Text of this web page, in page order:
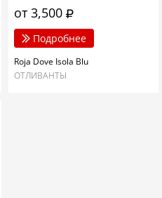
от 3,500
Подробнее
Roja Dove Isola Blu
ОТЛИВАНТЫ